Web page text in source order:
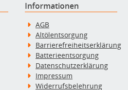
Informationen
AGB
Altölentsorgung
Barrierefreiheitserklärung
Batterieentsorgung
Datenschutzerklärung
Impressum
Widerrufsbelehrung